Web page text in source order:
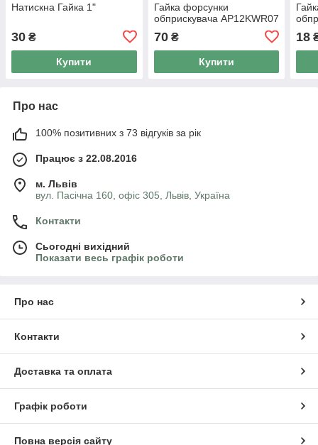
Натискна Гайка 1"
30 ₴
Купити
Гайка форсунки
обприскувача AP12KWR07
70₴
Купити
18
Про нас
100% позитивних з 73 відгуків за рік
Працює з 22.08.2016
м. Львів
вул. Пасічна 160, офіс 305, Львів, Україна
Контакти
Сьогодні вихідний
Показати весь графік роботи
Про нас
Контакти
Доставка та оплата
Графік роботи
Повна версія сайту